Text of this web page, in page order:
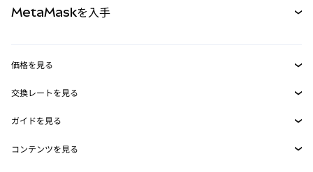
RWA
MetaMask Connect
Snaps
Web3サービス
MetaMaskを入手
セキュリティ
サポート
価格を見る
イーサリアムの価格
Solanaの価格
交換レートを見る
ETH→USD
USDT→INR
ガイドを見る
ETHの購入
コンテンツを見る